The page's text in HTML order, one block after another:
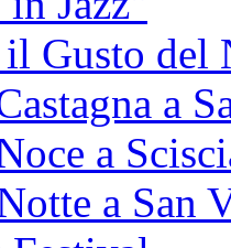
Gusto del
a
a
a San